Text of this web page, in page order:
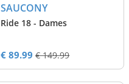
SAUCONY
Ride 18 - Dames
€ 89.99 € 149.99